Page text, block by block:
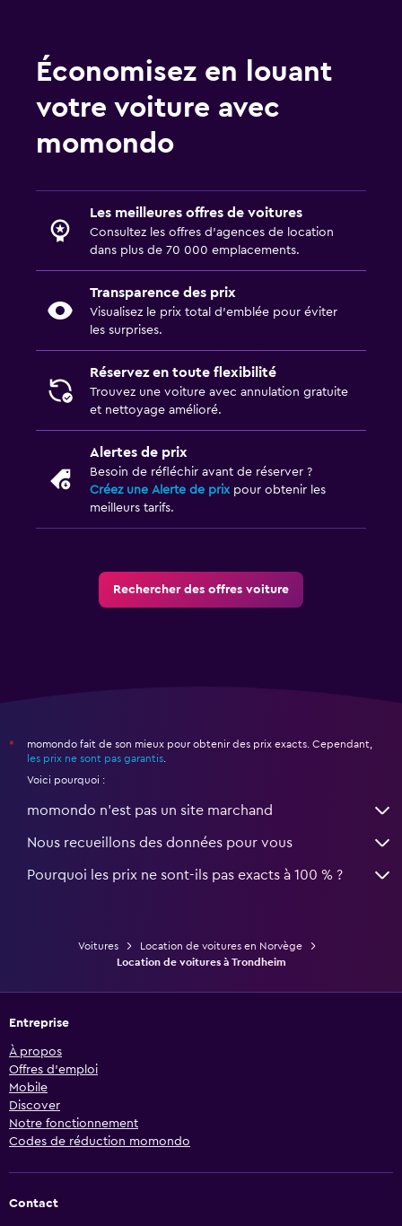
Économisez en louant
votre voiture avec
momondo
Les meilleures offres de voitures
Consultez les offres d’agences de location
dans plus de 70 000 emplacements.
Transparence des prix
Visualisez le prix total d’emblée pour éviter
les surprises.
Réservez en toute flexibilité
Trouvez une voiture avec annulation gratuite
et nettoyage amélioré.
Alertes de prix
Besoin de réfléchir avant de réserver ?
Créez une Alerte de prixpour obtenir les
meilleurs tarifs.
Rechercher des offres voiture
*
momondo fait de son mieux pour obtenir des prix exacts. Cependant,
les prix ne sont pas garantis
Voici pourquoi :
momondo n'est pas un site marchand
Nous recueillons des données pour vous
Pourquoi les prix ne sont-ils pas exacts à 100 % ?
Voitures
Location de voitures en Norvège
Location de voitures à Trondheim
Entreprise
À propos
Offres d’emploi
Mobile
Discover
Notre fonctionnement
Codes de réduction momondo
Contact